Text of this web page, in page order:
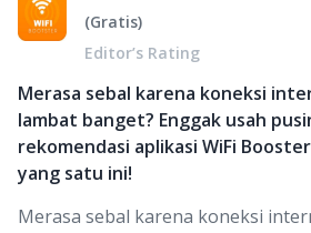
(Gratis)
Editor’s Rating
Merasa sebal karena koneksi
lambat banget? Enggak usah
rekomendasi aplikasi WiFi
yang satu ini!
Merasa sebal karena koneksi